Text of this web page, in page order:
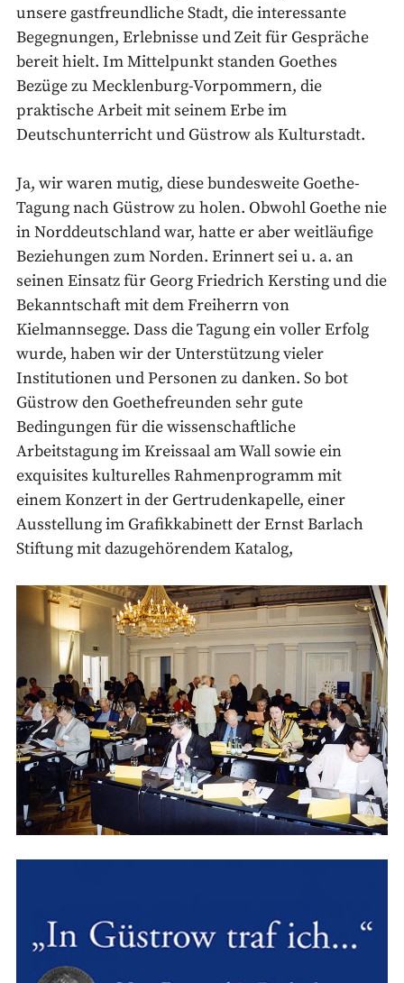
unsere gastfreundliche Stadt, die interessante
Begegnungen, Erlebnisse und Zeit für Gespräche
bereit hielt. Im Mittelpunkt standen Goethes
Bezüge zu Mecklenburg-Vorpommern, die
praktische Arbeit mit seinem Erbe im
Deutschunterricht und Güstrow als Kulturstadt.
Ja, wir waren mutig, diese bundesweite Goethe-
Tagung nach Güstrow zu holen. Obwohl Goethe nie
in Norddeutschland war, hatte er aber weitläufige
Beziehungen zum Norden. Erinnert sei u. a. an
seinen Einsatz für Georg Friedrich Kersting und die
Bekanntschaft mit dem Freiherrn von
Kielmannsegge. Dass die Tagung ein voller Erfolg
wurde, haben wir der Unterstützung vieler
Institutionen und Personen zu danken. So bot
Güstrow den Goethefreunden sehr gute
Bedingungen für die wissenschaftliche
Arbeitstagung im Kreissaal am Wall sowie ein
exquisites kulturelles Rahmenprogramm mit
einem Konzert in der Gertrudenkapelle, einer
Ausstellung im Grafikkabinett der Ernst Barlach
Stiftung mit dazugehörendem Katalog,